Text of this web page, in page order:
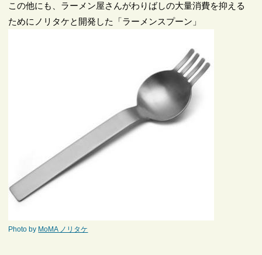
この他にも、ラーメン屋さんがわりばしの大量消費を抑える
ためにノリタケと開発した「ラーメンスプーン」
Photo by MoMA ノリタケ